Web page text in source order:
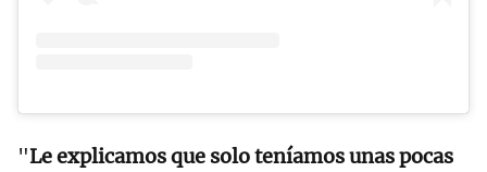
"Le explicamos que solo teníamos unas pocas